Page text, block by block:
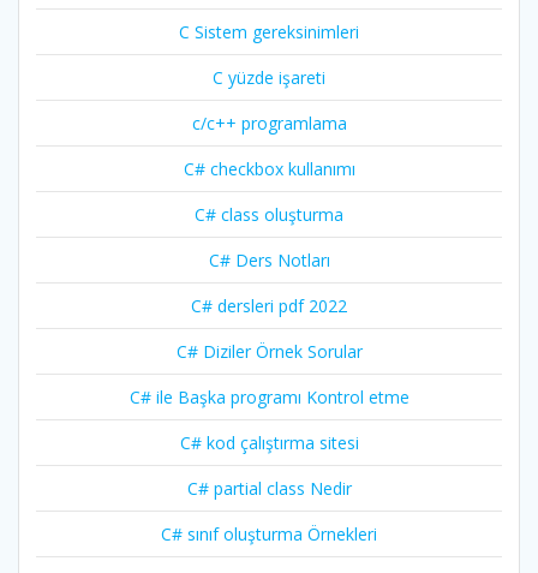
C Sistem gereksinimleri
C yüzde işareti
c/c++ programlama
C# checkbox kullanımı
C# class oluşturma
C# Ders Notları
C# dersleri pdf 2022
C# Diziler Örnek Sorular
C# ile Başka programı Kontrol etme
C# kod çalıştırma sitesi
C# partial class Nedir
C# sınıf oluşturma Örnekleri